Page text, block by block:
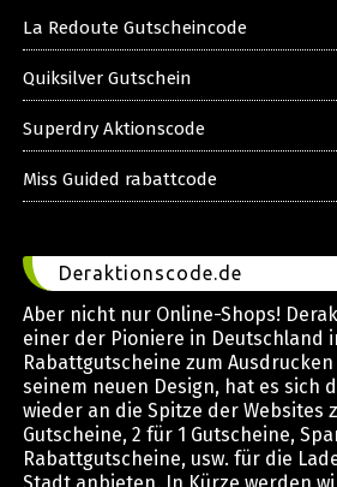
La Redoute Gutscheincode
Quiksilver Gutschein
Superdry Aktionscode
Miss Guided rabattcode
Deraktionscode.de
Aber nicht nur Online-Shops!
einer der Pioniere in Deutschland
Rabattgutscheine zum
seinem neuen Design, hat es sich
wieder an die Spitze der Websites
Gutscheine, 2 für 1 Gutscheine,
Rabattgutscheine, usw. für die